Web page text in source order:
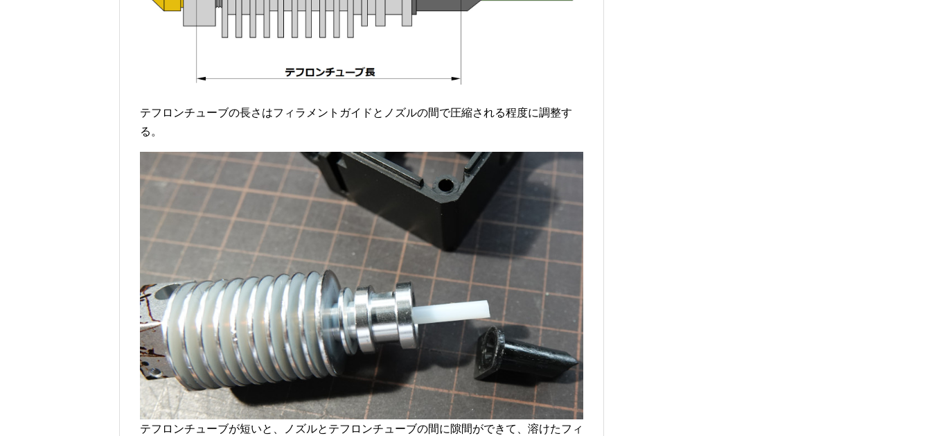
テフロンチューブの長さはフィラメントガイドとノズルの間で圧縮される程度に調整す
る。
テフロンチューブが短いと、ノズルとテフロンチューブの間に隙間ができて、溶けたフィ